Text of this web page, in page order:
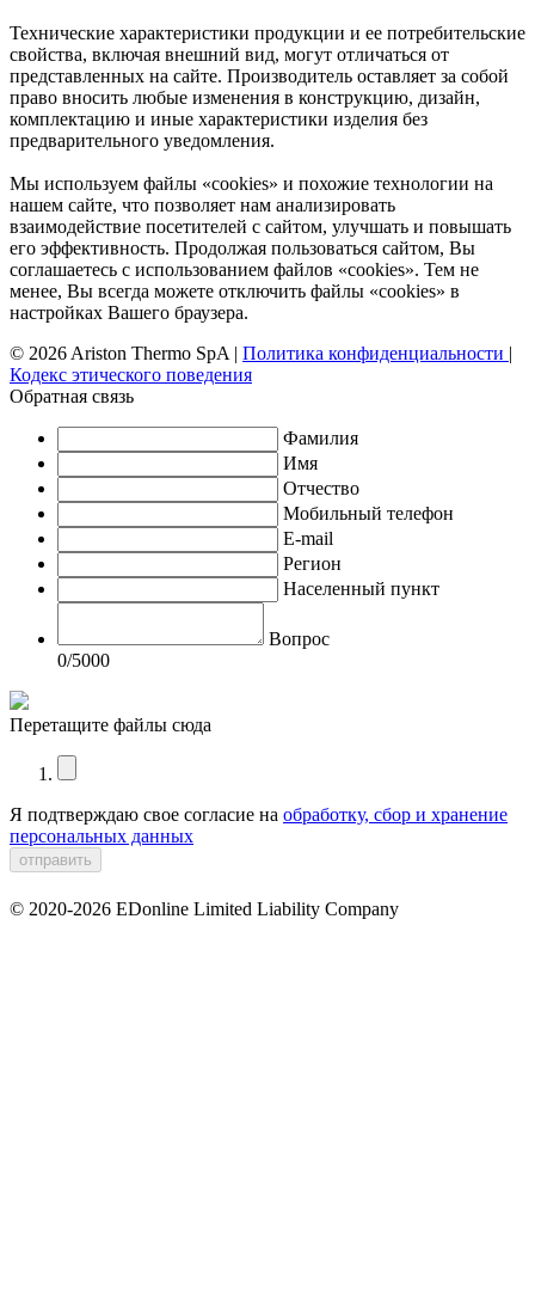
Технические характеристики продукции и ее потребительские
свойства, включая внешний вид, могут отличаться от
представленных на сайте. Производитель оставляет за собой
право вносить любые изменения в конструкцию, дизайн,
комплектацию и иные характеристики изделия без
предварительного уведомления.
Мы используем файлы «cookies» и похожие технологии на
нашем сайте, что позволяет нам анализировать
взаимодействие посетителей с сайтом, улучшать и повышать
его эффективность. Продолжая пользоваться сайтом, Вы
соглашаетесь с использованием файлов «cookies». Тем не
менее, Вы всегда можете отключить файлы «cookies» в
настройках Вашего браузера.
© 2026 Ariston Thermo SpA | Политика конфиденциальности |
Кодекс этического поведения
Обратная связь
Фамилия
Имя
Отчество
Мобильный телефон
E-mail
Регион
Населенный пункт
Вопрос
0/5000
Перетащите файлы сюда
Я подтверждаю свое согласие на обработку, сбор и хранение
персональных данных
© 2020-2026 EDonline Limited Liability Company